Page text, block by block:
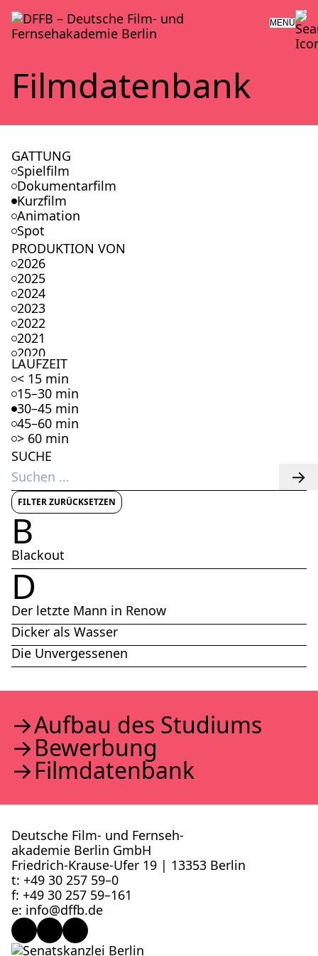
MENÜ
Film­da­ten­bank
GATTUNG
Spielfilm
Dokumentarfilm
Kurzfilm
Animation
Spot
PRODUKTION VON
2026
2025
2024
2023
2022
2021
2020
2019
2018
2017
2016
2015
2014
2013
2012
2011
2010
2009
2008
2007
2006
2005
2004
2003
2002
LAUFZEIT
< 15 min
15–30 min
30–45 min
45–60 min
> 60 min
SUCHE
Suchen
nach:
FILTER ZURÜCKSETZEN
B
Blackout
D
Der letzte Mann in Renow
Dicker als Wasser
Die Unvergessenen
Auf­bau des Stu­di­ums
Bewer­bung
Film­da­ten­bank
Deutsche Film- und Fernseh­
akademie Berlin GmbH
Friedrich-Krause-Ufer 19 | 13353 Berlin
t: +49 30 257 59–0
f: +49 30 257 59–161
e: info@​dffb.​de